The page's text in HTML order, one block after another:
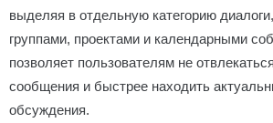
выделяя в отдельную категорию
группами, проектами и календарными
позволяет пользователям не
сообщения и быстрее находить
обсуждения.